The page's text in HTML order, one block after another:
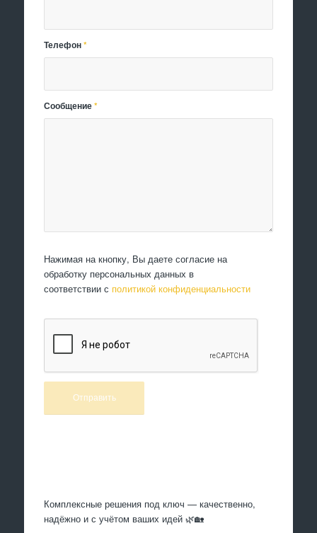
Телефон*
Сообщение*
Нажимая на кнопку, Вы даете согласие на
обработку персональных данных в
соответствии с политикой конфиденциальности
Комплексные решения под ключ — качественно,
надёжно и с учётом ваших идей 🌿🏡